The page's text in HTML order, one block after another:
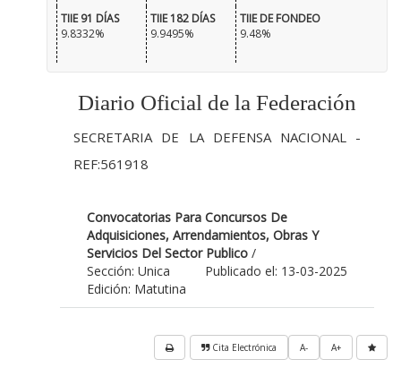
TIIE 91 DÍAS
9.8332%
TIIE 182 DÍAS
9.9495%
TIIE DE FONDEO
9.48%
Diario Oficial de la Federación
SECRETARIA DE LA DEFENSA NACIONAL -
REF:561918
Convocatorias Para Concursos De
Adquisiciones, Arrendamientos, Obras Y
Servicios Del Sector Publico /
Publicado el: 13-03-2025
Sección: Unica
Edición: Matutina
A+
A-
Cita Electrónica